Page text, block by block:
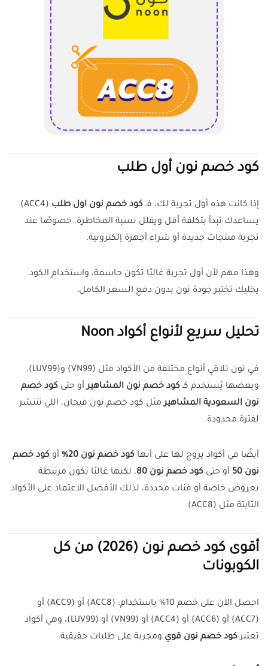
كود خصم نون أول طلب
إذا كانت هذه أول تجربة لك، فـكود خصم نون اول طلب
(ACC4)
يساعدك تبدأ بتكلفة أقل ويقلل نسبة المخاطرة، خصوصًا عند
تجربة منتجات جديدة أو شراء أجهزة إلكترونية.
وهذا مهم لأن أول تجربة غالبًا تكون حاسمة، واستخدام الكود
يخليك تختبر جودة نون بدون دفع السعر الكامل.
تحليل سريع لأنواع أكواد Noon
في نون تلاقي أنواع مختلفة من الأكواد مثل (VN99) و(LUV99)،
وبعضها يُستخدم كـكود خصم نون المشاهيرأو حتى كود خصم
نون السعودية المشاهيرمثل كود خصم نون فيحان، اللي تنتشر
لفترة محدودة.
أيضًا في أكواد يروج لها على أنها كود خصم نون 20% أو كود خصم
نون 50
أو حتى كود خصم نون 80
، لكنها غالبًا تكون مرتبطة
بعروض خاصة أو فئات محددة، لذلك الأفضل الاعتماد على الأكواد
الثابتة مثل (ACC8).
أقوى كود خصم نون (2026) من كل
الكوبونات
احصل الآن على خصم 10% باستخدام: (ACC8) أو (ACC9) أو
(ACC7) أو (ACC6) أو (ACC4) أو (VN99) أو (LUV99)، وهي أكواد
تعتبركود خصم نون قوي ومجربة على طلبات حقيقية.